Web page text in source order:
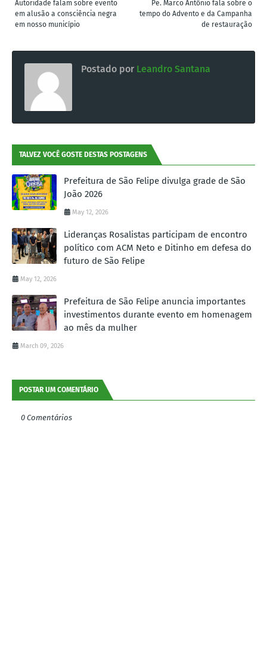
Pe. Marco Antônio fala sobre o
tempo do Advento e da Campanha
de restauração
Autoridade falam sobre evento
em alusão a consciência negra
em nosso município
Postado por Leandro Santana
TALVEZ VOCÊ GOSTE DESTAS POSTAGENS
Prefeitura de São Felipe divulga grade de São
João 2026
May 12, 2026
Lideranças Rosalistas participam de encontro
político com ACM Neto e Ditinho em defesa do
futuro de São Felipe
May 12, 2026
Prefeitura de São Felipe anuncia importantes
investimentos durante evento em homenagem
ao mês da mulher
March 09, 2026
POSTAR UM COMENTÁRIO
0 Comentários